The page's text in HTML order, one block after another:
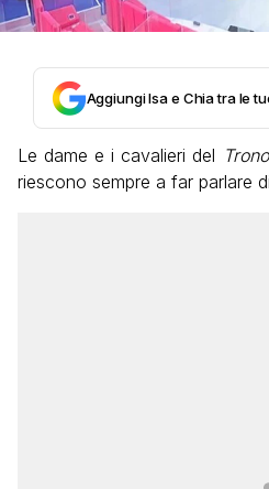
Aggiungi Isa e Chia tra le
Le dame e i cavalieri del
riescono sempre a far parlare